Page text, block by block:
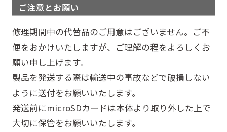
ご注意とお願い
修理期間中の代替品のご用意はございません。ご不
便をおかけいたしますが、ご理解の程をよろしくお
願い申し上げます。
製品を発送する際は輸送中の事故などで破損しない
ように送付をお願いいたします。
発送前にmicroSDカードは本体より取り外した上で
大切に保管をお願いいたします。